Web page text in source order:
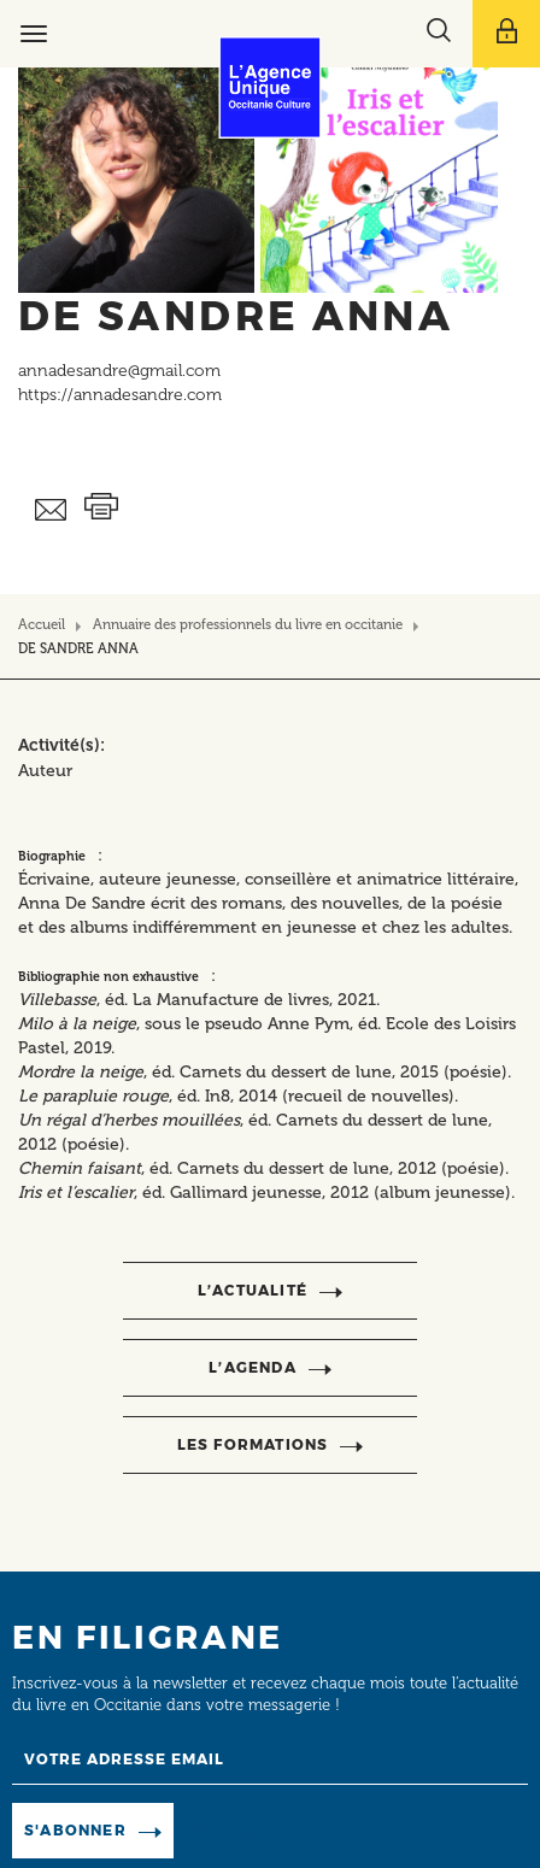
principal
navigation
Toggle
bar
DE SANDRE ANNA
annadesandre@gmail.com
https://annadesandre.com
Accueil
Annuaire des professionnels du livre en occitanie
DE SANDRE ANNA
Activité(s)
Auteur
Biographie
:
Écrivaine, auteure jeunesse, conseillère et animatrice littéraire,
Anna De Sandre écrit des romans, des nouvelles, de la poésie
et des albums indifféremment en jeunesse et chez les adultes.
Bibliographie non exhaustive
:
Villebasse, éd. La Manufacture de livres, 2021.
Milo à la neige, sous le pseudo Anne Pym, éd. Ecole des Loisirs
Pastel, 2019.
Mordre la neige, éd. Carnets du dessert de lune, 2015 (poésie).
Le parapluie rouge, éd. In8, 2014 (recueil de nouvelles).
Un régal d’herbes mouillées, éd. Carnets du dessert de lune,
2012 (poésie).
Chemin faisant, éd. Carnets du dessert de lune, 2012 (poésie).
Iris et l’escalier, éd. Gallimard jeunesse, 2012 (album jeunesse).
L’ACTUALITÉ
L’AGENDA
LES FORMATIONS
EN FILIGRANE
Inscrivez-vous à la newsletter et recevez chaque mois toute l’actualité
du livre en Occitanie dans votre messagerie !
S'ABONNER